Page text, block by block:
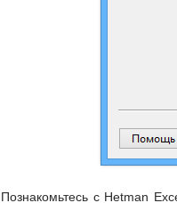
Познакомьтесь с Hetman